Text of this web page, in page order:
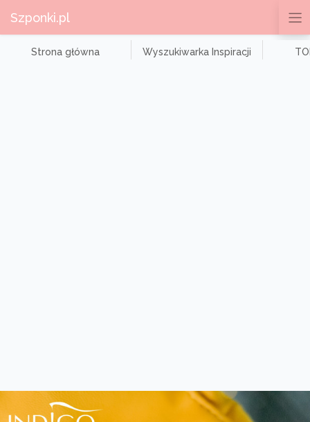
Szponki.pl
Strona główna Wyszukiwarka Inspiracji